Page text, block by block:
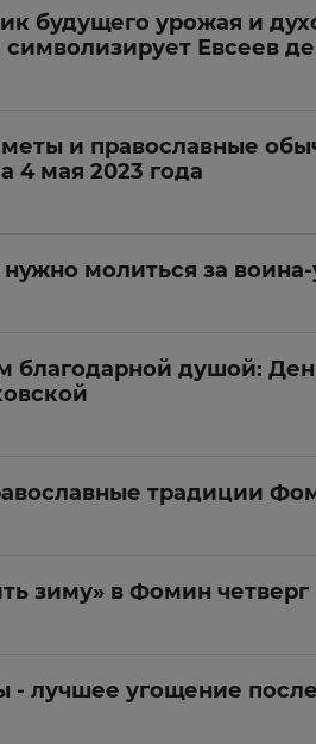
будущего урожая и
Евсеев
и православные
4 мая 2023 года
молиться за
благодарной душой:
традиции
зиму» в Фомин четверг
- лучшее угощение